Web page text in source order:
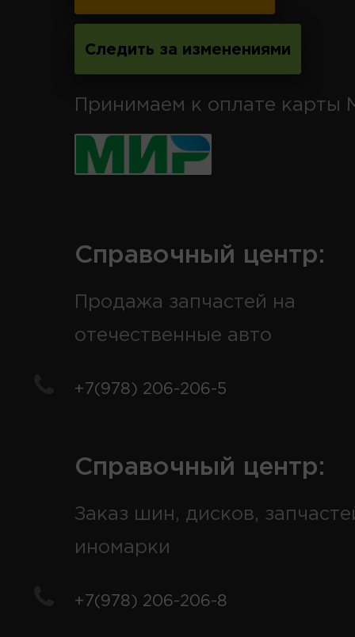
Следить за изменениями
Принимаем к оплате карты
Справочный центр:
Продажа запчастей на
отечественные авто
+7(978) 206-206-5
Справочный центр:
Заказ шин, дисков,
иномарки
+7(978) 206-206-8